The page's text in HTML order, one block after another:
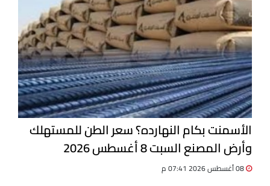
الأسمنت بكام النهارده؟ سعر الطن للمستهلك
وأرض المصنع السبت 8 أغسطس 2026